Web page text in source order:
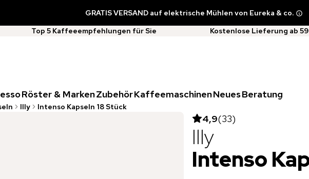
GRATIS VERSAND auf elektrische Mühlen von Eureka & co.
Top 5 Kaffeeempfehlungen für Sie Kostenlose Lieferung ab
Röster & MarkenZubehörKaffeemaschinenNeuesBeratung
Illy Intenso Kapseln 18 Stück
4,9(33)
Illy
Intenso